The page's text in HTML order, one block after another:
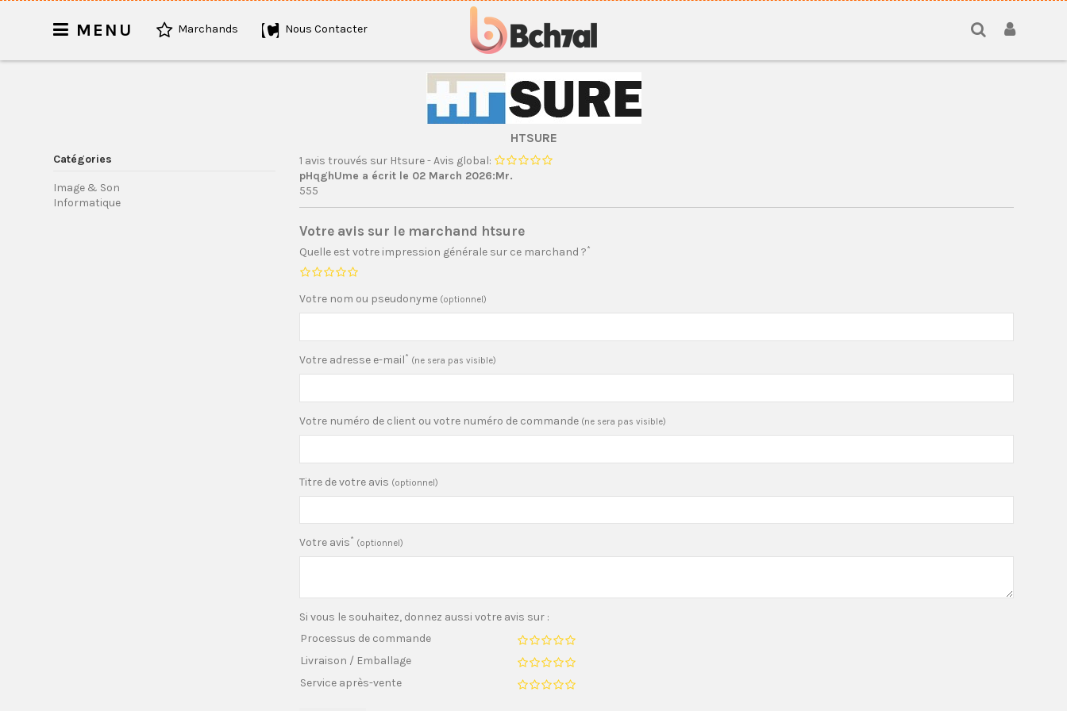
MENU Marchands Nous Contacter
HTSURE
Catégories
Image & Son
Informatique
1 avis trouvés sur Htsure - Avis global:
pHqghUme a écrit le 02 March 2026:Mr.
555
Votre avis sur le marchand htsure
Quelle est votre impression générale sur ce marchand ?*
Votre nom ou pseudonyme (optionnel)
Votre adresse e-mail* (ne sera pas visible)
Votre numéro de client ou votre numéro de commande (ne sera pas visible)
Titre de votre avis (optionnel)
Votre avis* (optionnel)
Si vous le souhaitez, donnez aussi votre avis sur :
Processus de commande
Livraison / Emballage
Service après-vente